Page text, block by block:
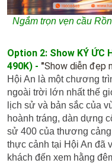
Ngắm trọn vẹn cầu
Option 2: Show KÝ ỨC
490K) - "Show diễn đẹp
Hội An là một chương
ngoài trời lớn nhất thế
lịch sử và bản sắc của
hoành tráng, dàn dựng
sử 400 của thương
thực cảnh tại Hội An đã
khách đến xem hằng